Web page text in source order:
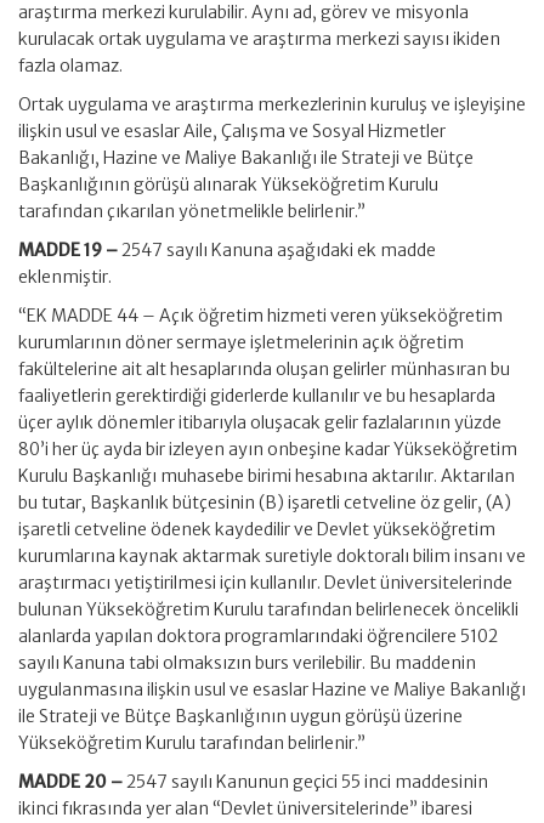
araştırma merkezi kurulabilir. Aynı ad, görev ve misyonla
kurulacak ortak uygulama ve araştırma merkezi sayısı ikiden
fazla olamaz.
Ortak uygulama ve araştırma merkezlerinin kuruluş ve işleyişine
ilişkin usul ve esaslar Aile, Çalışma ve Sosyal Hizmetler
Bakanlığı, Hazine ve Maliye Bakanlığı ile Strateji ve Bütçe
Başkanlığının görüşü alınarak Yükseköğretim Kurulu
tarafından çıkarılan yönetmelikle belirlenir.”
MADDE 19 –2547 sayılı Kanuna aşağıdaki ek madde
eklenmiştir.
“EK MADDE 44 – Açık öğretim hizmeti veren yükseköğretim
kurumlarının döner sermaye işletmelerinin açık öğretim
fakültelerine ait alt hesaplarında oluşan gelirler münhasıran bu
faaliyetlerin gerektirdiği giderlerde kullanılır ve bu hesaplarda
üçer aylık dönemler itibarıyla oluşacak gelir fazlalarının yüzde
80’i her üç ayda bir izleyen ayın onbeşine kadar Yükseköğretim
Kurulu Başkanlığı muhasebe birimi hesabına aktarılır. Aktarılan
bu tutar, Başkanlık bütçesinin (B) işaretli cetveline öz gelir, (A)
işaretli cetveline ödenek kaydedilir ve Devlet yükseköğretim
kurumlarına kaynak aktarmak suretiyle doktoralı bilim insanı ve
araştırmacı yetiştirilmesi için kullanılır. Devlet üniversitelerinde
bulunan Yükseköğretim Kurulu tarafından belirlenecek öncelikli
alanlarda yapılan doktora programlarındaki öğrencilere 5102
sayılı Kanuna tabi olmaksızın burs verilebilir. Bu maddenin
uygulanmasına ilişkin usul ve esaslar Hazine ve Maliye Bakanlığı
ile Strateji ve Bütçe Başkanlığının uygun görüşü üzerine
Yükseköğretim Kurulu tarafından belirlenir.”
MADDE 20 –2547 sayılı Kanunun geçici 55 inci maddesinin
ikinci fıkrasında yer alan “Devlet üniversitelerinde” ibaresi